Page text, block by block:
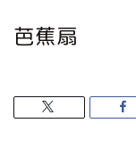
芭蕉扇